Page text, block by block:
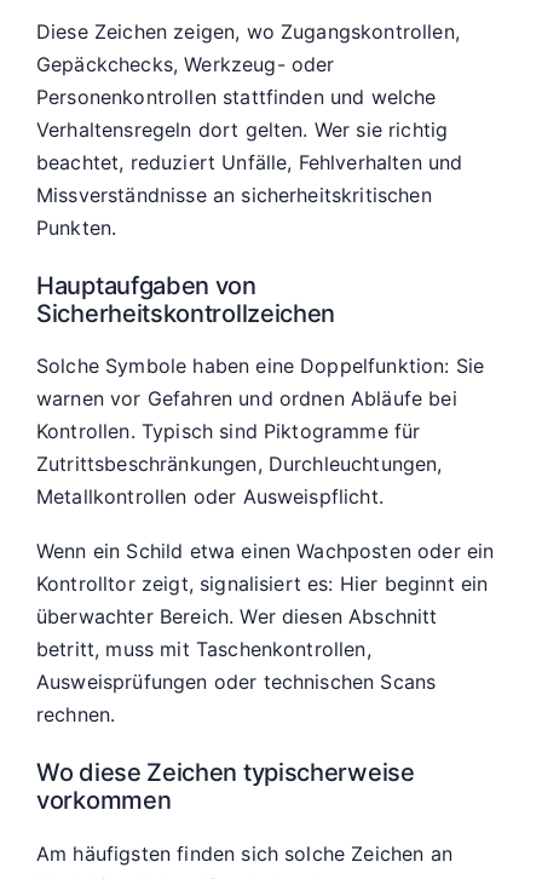
Diese Zeichen zeigen, wo Zugangskontrollen,
Gepäckchecks, Werkzeug- oder
Personenkontrollen stattfinden und welche
Verhaltensregeln dort gelten. Wer sie richtig
beachtet, reduziert Unfälle, Fehlverhalten und
Missverständnisse an sicherheitskritischen
Punkten.
Hauptaufgaben von
Sicherheitskontrollzeichen
Solche Symbole haben eine Doppelfunktion: Sie
warnen vor Gefahren und ordnen Abläufe bei
Kontrollen. Typisch sind Piktogramme für
Zutrittsbeschränkungen, Durchleuchtungen,
Metallkontrollen oder Ausweispflicht.
Wenn ein Schild etwa einen Wachposten oder ein
Kontrolltor zeigt, signalisiert es: Hier beginnt ein
überwachter Bereich. Wer diesen Abschnitt
betritt, muss mit Taschenkontrollen,
Ausweisprüfungen oder technischen Scans
rechnen.
Wo diese Zeichen typischerweise
vorkommen
Am häufigsten finden sich solche Zeichen an